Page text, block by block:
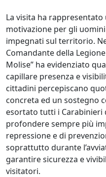
La visita ha
motivazione per gli uomini
impegnati sul territorio.
Comandante della
Molise” ha evidenziato
capillare presenza e
cittadini percepiscano
concreta ed un sostegno
esortato tutti i Carabinieri
profondere sempre più
repressione e di
soprattutto durante
garantire sicurezza e
visitatori.